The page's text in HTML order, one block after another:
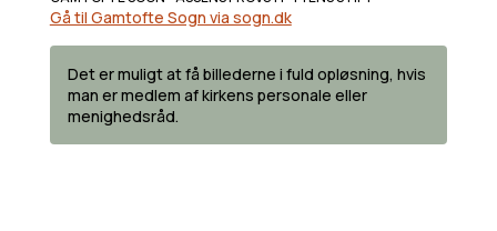
Gå til Gamtofte Sogn via sogn.dk
Det er muligt at få billederne i fuld opløsning, hvis
man er medlem af kirkens personale eller
menighedsråd.